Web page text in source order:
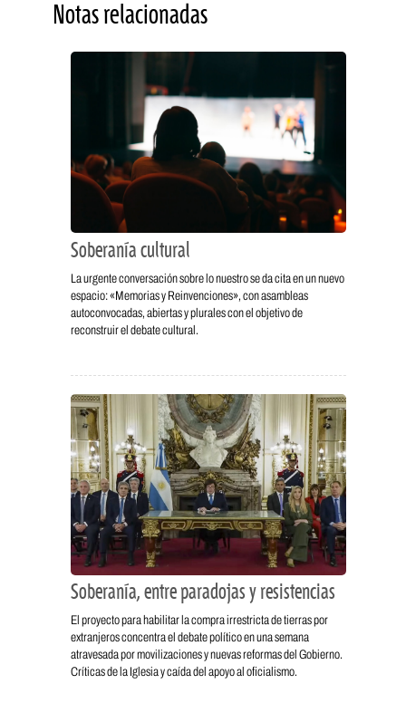
Notas relacionadas
Soberanía cultural
La urgente conversación sobre lo nuestro se da cita en un nuevo
espacio: «Memorias y Reinvenciones», con asambleas
autoconvocadas, abiertas y plurales con el objetivo de
reconstruir el debate cultural.
Soberanía, entre paradojas y resistencias
El proyecto para habilitar la compra irrestricta de tierras por
extranjeros concentra el debate político en una semana
atravesada por movilizaciones y nuevas reformas del Gobierno.
Críticas de la Iglesia y caída del apoyo al oficialismo.